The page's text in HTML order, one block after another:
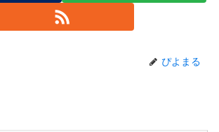
ぴよまる